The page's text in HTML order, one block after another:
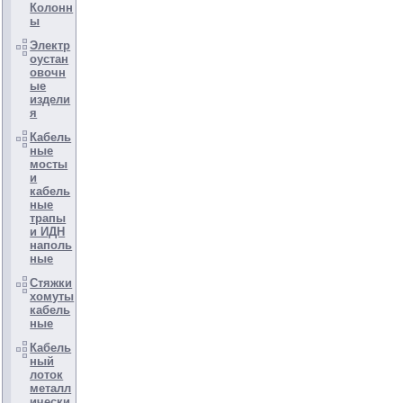
Колонн
ы
Электр
оустан
овочн
ые
издели
я
Кабель
ные
мосты
и
кабель
ные
трапы
и ИДН
наполь
ные
Стяжки
хомуты
кабель
ные
Кабель
ный
лоток
металл